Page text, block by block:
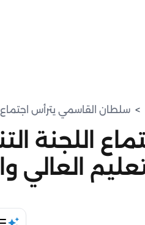
> سلطان القاسمي يترأس اجتماع
اللجنة
العالي